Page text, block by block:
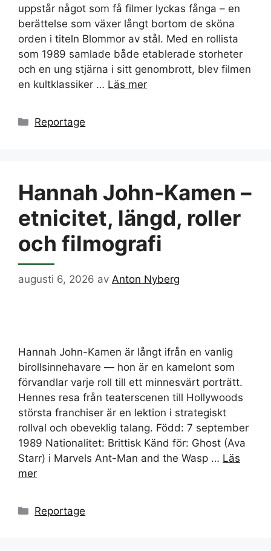
uppstår något som få filmer lyckas fånga – en
berättelse som växer långt bortom de sköna
orden i titeln Blommor av stål. Med en rollista
som 1989 samlade både etablerade storheter
och en ung stjärna i sitt genombrott, blev filmen
en kultklassiker … Läs mer
Kategorier
Reportage
Hannah John-Kamen –
etnicitet, längd, roller
och filmografi
augusti 6, 2026 av Anton Nyberg
Hannah John-Kamen är långt ifrån en vanlig
birollsinnehavare — hon är en kamelont som
förvandlar varje roll till ett minnesvärt porträtt.
Hennes resa från teaterscenen till Hollywoods
största franchiser är en lektion i strategiskt
rollval och obeveklig talang. Född: 7 september
1989 Nationalitet: Brittisk Känd för: Ghost (Ava
Starr) i Marvels Ant-Man and the Wasp … Läs
mer
Kategorier
Reportage